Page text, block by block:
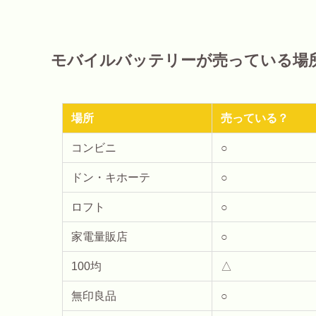
モバイルバッテリーが売っている場
場所 売っている？
コンビニ ○
ドン・キホーテ ○
ロフト ○
家電量販店 ○
100均 △
無印良品 ○